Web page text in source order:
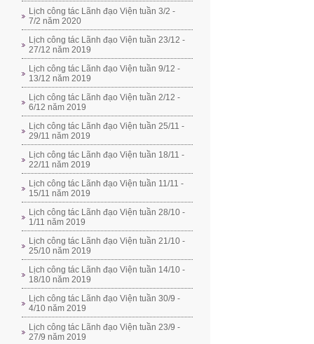
Lịch công tác Lãnh đạo Viện tuần 3/2 -
7/2 năm 2020
Lịch công tác Lãnh đạo Viện tuần 23/12 -
27/12 năm 2019
Lịch công tác Lãnh đạo Viện tuần 9/12 -
13/12 năm 2019
Lịch công tác Lãnh đạo Viện tuần 2/12 -
6/12 năm 2019
Lịch công tác Lãnh đạo Viện tuần 25/11 -
29/11 năm 2019
Lịch công tác Lãnh đạo Viện tuần 18/11 -
22/11 năm 2019
Lịch công tác Lãnh đạo Viện tuần 11/11 -
15/11 năm 2019
Lịch công tác Lãnh đạo Viện tuần 28/10 -
1/11 năm 2019
Lịch công tác Lãnh đạo Viện tuần 21/10 -
25/10 năm 2019
Lịch công tác Lãnh đạo Viện tuần 14/10 -
18/10 năm 2019
Lịch công tác Lãnh đạo Viện tuần 30/9 -
4/10 năm 2019
Lịch công tác Lãnh đạo Viện tuần 23/9 -
27/9 năm 2019